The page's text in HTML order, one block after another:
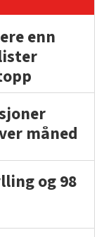
enn
måned
og 98